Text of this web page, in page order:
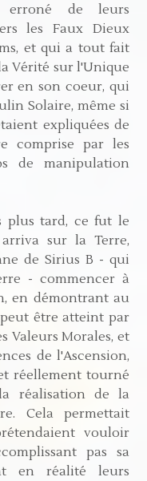
erroné de leurs
les Faux Dieux
et qui a tout fait
Vérité sur l'Unique
en son coeur, qui
Solaire, même si
expliquées de
comprise par les
de manipulation
plus tard, ce fut le
sur la Terre,
de Sirius B - qui
- commencer à
en démontrant au
être atteint par
Valeurs Morales, et
de l'Ascension,
réellement tourné
réalisation de la
Cela permettait
vouloir
pas sa
en réalité leurs